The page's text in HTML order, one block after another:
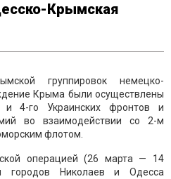
Крымская
группировок немецко-
Крыма были осуществлены
и 4-го Украинских фронтов и
во взаимодействии со 2-м
флотом.
операцией (26 марта — 14
городов Николаев и Одесса